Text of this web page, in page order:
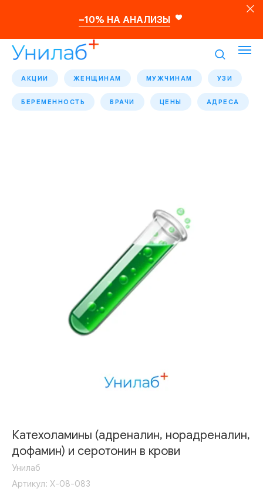
–10% НА АНАЛИЗЫ
АКЦИИ ЖЕНЩИНАМ МУЖЧИНАМ УЗИ
БЕРЕМЕННОСТЬ ВРАЧИ ЦЕНЫ АДРЕСА
Катехоламины (адреналин, норадреналин,
дофамин) и серотонин в крови
Унилаб
Артикул: Х-08-083